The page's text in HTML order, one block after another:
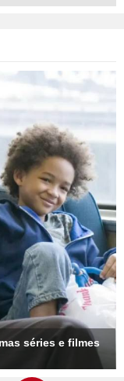
séries e filmes